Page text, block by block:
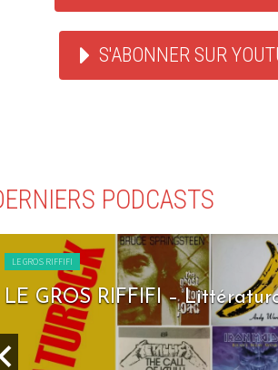
S'ABONNER SUR
PODCASTS
!!!
LE GROS RIFFIFI
LE GROS